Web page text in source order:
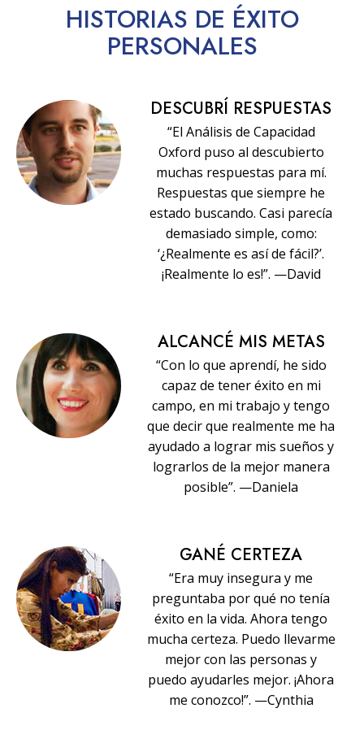
HISTORIAS DE ÉXITO
PERSONALES
DESCUBRÍ RESPUESTAS
“El Análisis de Capacidad
Oxford puso al descubierto
muchas respuestas para mí.
Respuestas que siempre he
estado buscando. Casi parecía
demasiado simple, como:
‘¿Realmente es así de fácil?’.
¡Realmente lo es!”. —David
ALCANCÉ MIS METAS
“Con lo que aprendí, he sido
capaz de tener éxito en mi
campo, en mi trabajo y tengo
que decir que realmente me ha
ayudado a lograr mis sueños y
lograrlos de la mejor manera
posible”. —Daniela
GANÉ CERTEZA
“Era muy insegura y me
preguntaba por qué no tenía
éxito en la vida. Ahora tengo
mucha certeza. Puedo llevarme
mejor con las personas y
puedo ayudarles mejor. ¡Ahora
me conozco!”. —Cynthia